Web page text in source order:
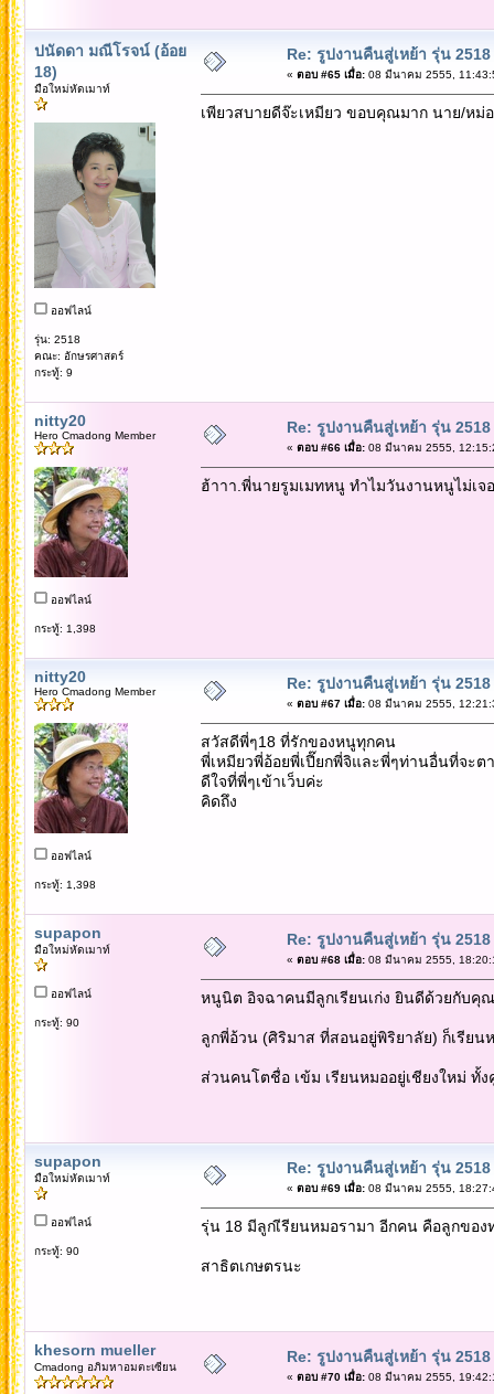
ปนัดดา มณีโรจน์ (อ้อย
18)
มือใหม่หัดเมาท์
ออฟไลน์
รุ่น: 2518
คณะ: อักษรศาสตร์
กระทู้: 9
Re: รูปงานคืนสู่เหย้า รุ่น 2518
« ตอบ #65 เมื่อ:08 มีนาคม 2555,
เพียวสบายดีจ๊ะเหมียว ขอบคุณมาก นาย/หม่
nitty20
Hero Cmadong Member
ออฟไลน์
กระทู้: 1,398
Re: รูปงานคืนสู่เหย้า รุ่น 2518
« ตอบ #66 เมื่อ:08 มีนาคม 2555,
ฮ้าาา.พี่นายรูมเมทหนู ทำไมวันงานหนูไม่เ
nitty20
Hero Cmadong Member
ออฟไลน์
กระทู้: 1,398
Re: รูปงานคืนสู่เหย้า รุ่น 2518
« ตอบ #67 เมื่อ:08 มีนาคม 2555,
สวัสดีพี่ๆ18 ที่รักของหนูทุกคน
พี่เหมียวพี่อ้อยพี่เปี๊ยกพี่จิและพี่ๆท่านอื่นที่จะต
ดีใจที่พี่ๆเข้าเว็บค่ะ
คิดถึง
supapon
มือใหม่หัดเมาท์
ออฟไลน์
กระทู้: 90
Re: รูปงานคืนสู่เหย้า รุ่น 2518
« ตอบ #68 เมื่อ:08 มีนาคม 2555,
หนูนิต อิจฉาคนมีลูกเรียนเก่ง ยินดีด้วยกับคุ
ลูกพี่อ้วน (ศิริมาส ที่สอนอยู่พิริยาลัย) ก็เรียน
ส่วนคนโตชื่อ เข้ม เรียนหมออยู่เชียงใหม่ ทั้ง
supapon
มือใหม่หัดเมาท์
ออฟไลน์
กระทู้: 90
Re: รูปงานคืนสู่เหย้า รุ่น 2518
« ตอบ #69 เมื่อ:08 มีนาคม 2555,
รุ่น 18 มีลูกเีรียนหมอรามา อีกคน คือลูกของ
สาธิตเกษตรนะ
khesorn mueller
Cmadong อภิมหาอมตะเซียน
Re: รูปงานคืนสู่เหย้า รุ่น 2518
« ตอบ #70 เมื่อ:08 มีนาคม 2555,